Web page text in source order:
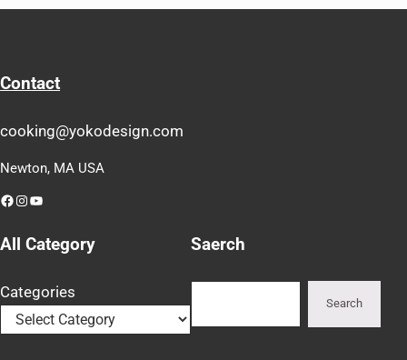
Contact
cooking@yokodesign.com
Newton, MA USA
Facebook
Instagram
YouTube
All Category
Categories
Saerch
Search